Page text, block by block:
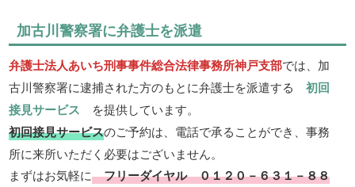
加古川警察署に弁護士を派遣
弁護士法人あいち刑事事件総合法律事務所神戸支部では、加
古川警察署に逮捕された方のもとに弁護士を派遣する
初回
接見サービス
を提供しています。
初回接見サービスのご予約は、電話で承ることができ、事務
所に来所いただく必要はございません。
まずはお気軽にフリーダイヤル ０１２０－６３１－８８